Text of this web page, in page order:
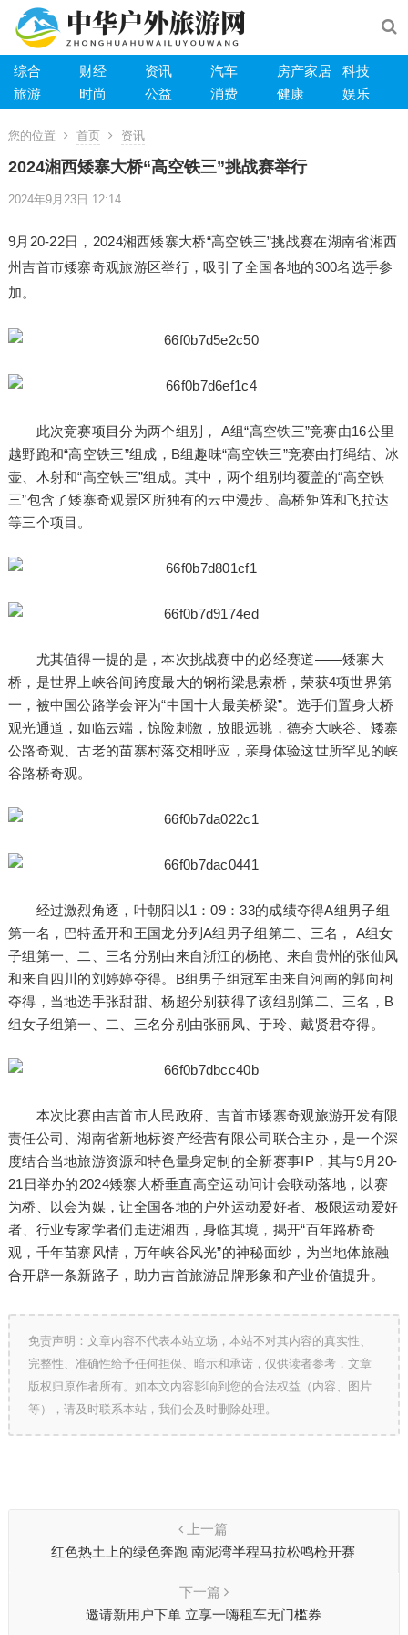
综合 财经 资讯 汽车 房产家居
科技
旅游
时尚 公益 消费 健康 娱乐
您的位置 首页 资讯
2024湘西矮寨大桥“高空铁三”挑战赛举行
2024年9月23日 12:14
9月20-22日，2024湘西矮寨大桥“高空铁三”挑战赛在湖南省湘西
州吉首市矮寨奇观旅游区举行，吸引了全国各地的300名选手参
加。
此次竞赛项目分为两个组别， A组“高空铁三”竞赛由16公里
越野跑和“高空铁三”组成，B组趣味“高空铁三”竞赛由打绳结、冰
壶、木射和“高空铁三”组成。其中，两个组别均覆盖的“高空铁
三”包含了矮寨奇观景区所独有的云中漫步、高桥矩阵和飞拉达
等三个项目。
尤其值得一提的是，本次挑战赛中的必经赛道——矮寨大
桥，是世界上峡谷间跨度最大的钢桁梁悬索桥，荣获4项世界第
一，被中国公路学会评为“中国十大最美桥梁”。选手们置身大桥
观光通道，如临云端，惊险刺激，放眼远眺，德夯大峡谷、矮寨
公路奇观、古老的苗寨村落交相呼应，亲身体验这世所罕见的峡
谷路桥奇观。
经过激烈角逐，叶朝阳以1：09：33的成绩夺得A组男子组
第一名，巴特孟开和王国龙分列A组男子组第二、三名， A组女
子组第一、二、三名分别由来自浙江的杨艳、来自贵州的张仙凤
和来自四川的刘婷婷夺得。B组男子组冠军由来自河南的郭向柯
夺得，当地选手张甜甜、杨超分别获得了该组别第二、三名，B
组女子组第一、二、三名分别由张丽凤、于玲、戴贤君夺得。
本次比赛由吉首市人民政府、吉首市矮寨奇观旅游开发有限
责任公司、湖南省新地标资产经营有限公司联合主办，是一个深
度结合当地旅游资源和特色量身定制的全新赛事IP，其与9月20-
21日举办的2024矮寨大桥垂直高空运动问计会联动落地，以赛
为桥、以会为媒，让全国各地的户外运动爱好者、极限运动爱好
者、行业专家学者们走进湘西，身临其境，揭开“百年路桥奇
观，千年苗寨风情，万年峡谷风光”的神秘面纱，为当地体旅融
合开辟一条新路子，助力吉首旅游品牌形象和产业价值提升。
免责声明：文章内容不代表本站立场，本站不对其内容的真实性、
完整性、准确性给予任何担保、暗示和承诺，仅供读者参考，文章
版权归原作者所有。如本文内容影响到您的合法权益（内容、图片
等），请及时联系本站，我们会及时删除处理。
上一篇
红色热土上的绿色奔跑 南泥湾半程马拉松鸣枪开赛
下一篇
邀请新用户下单 立享一嗨租车无门槛券